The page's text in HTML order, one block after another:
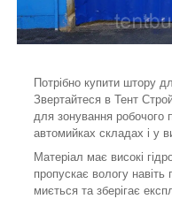
Потрібно купити штору
Звертайтеся в Тент
для зонування робочого
автомийках складах і у
Матеріал має високі
пропускає вологу
миється та зберігає